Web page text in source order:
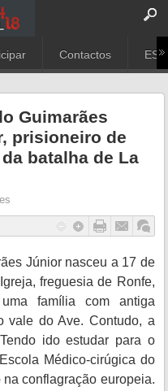
Contactos
Guimarães
prisioneiro de
batalha de La
Júnior nasceu a 17 de
freguesia de Ronfe,
família com antiga
vale do Ave. Contudo, a
ido estudar para o
Médico-cirúgica do
conflagração europeia.